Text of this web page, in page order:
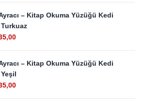
– Kitap Okuma Yüzüğü Kedi
– Kitap Okuma Yüzüğü Kedi